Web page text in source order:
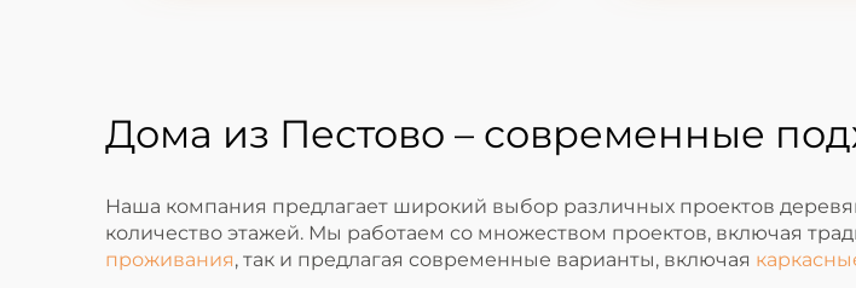
Дома из Пестово – современные
Наша компания предлагает широкий выбор различных проектов
количество этажей. Мы работаем со множеством проектов, включая
проживания, так и предлагая современные варианты, включая